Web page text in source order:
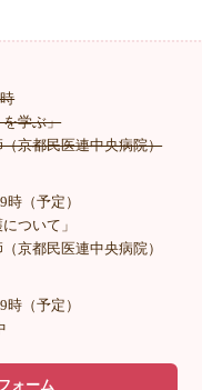
を学ぶ」
京都民医連中央病院）
（予定）
ついて」
京都民医連中央病院）
（予定）
ォーム